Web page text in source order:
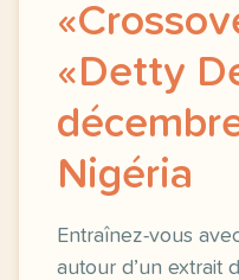
«Detty
Nigéria
Entraînez-vous
autour d’un extrait